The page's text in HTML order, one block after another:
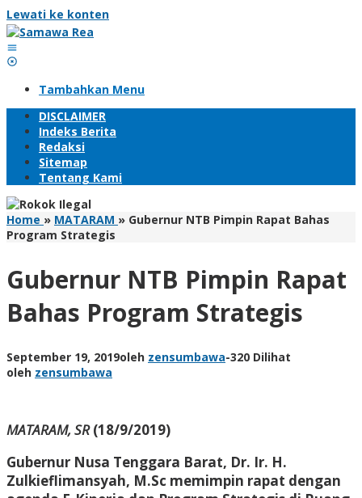
Lewati ke konten
Tambahkan Menu
DISCLAIMER
Indeks Berita
Redaksi
Sitemap
Tentang Kami
Home » MATARAM » Gubernur NTB Pimpin Rapat Bahas
Program Strategis
Gubernur NTB Pimpin Rapat
Bahas Program Strategis
September 19, 2019oleh zensumbawa-320 Dilihat
oleh zensumbawa
MATARAM, SR(18/9/2019)
Gubernur Nusa Tenggara Barat, Dr. Ir. H.
Zulkieflimansyah, M.Sc memimpin rapat dengan